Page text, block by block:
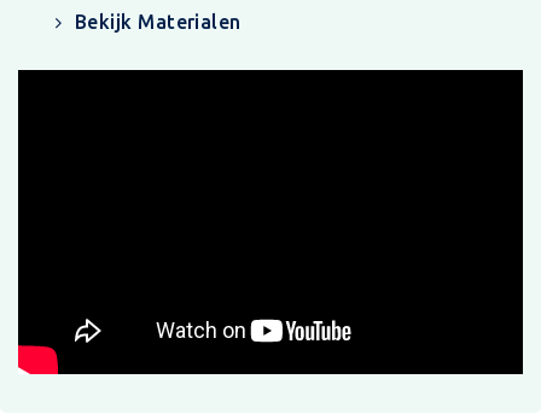
Bekijk Materialen